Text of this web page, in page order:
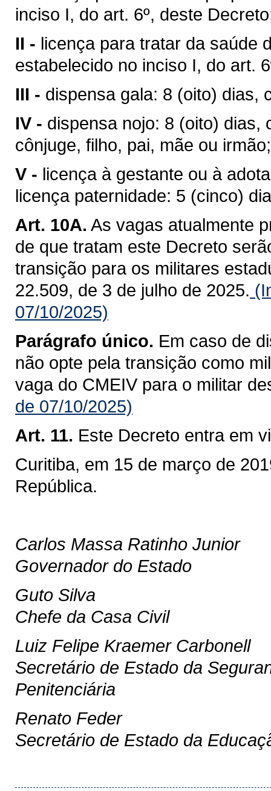
inciso I, do art. 6º, deste
II - licença para tratar da saúde
estabelecido no inciso I, do art.
III - dispensa gala: 8 (oito) dias,
IV - dispensa nojo: 8 (oito) dias,
cônjuge, filho, pai, mãe ou irmão;
V - licença à gestante ou à
licença paternidade: 5 (cinco)
Art. 10A. As vagas atualmente
de que tratam este Decreto
transição para os militares
22.509, de 3 de julho de 2025.
07/10/2025)
Parágrafo único. Em caso de
não opte pela transição como
vaga do CMEIV para o militar
de 07/10/2025)
Art. 11. Este Decreto entra em
Curitiba, em 15 de março de
República.
Carlos Massa Ratinho Junior
Governador do Estado
Guto Silva
Chefe da Casa Civil
Luiz Felipe Kraemer Carbonell
Secretário de Estado da
Penitenciária
Renato Feder
Secretário de Estado da